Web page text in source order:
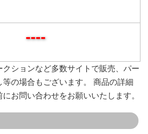
----
クションなど多数サイトで販売、パー
等の場合もございます。 商品の詳細
お問い合わせをお願いいたします。